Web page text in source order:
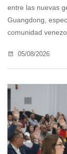
entre las nuevas
Guangdong,
comunidad
05/08/2026